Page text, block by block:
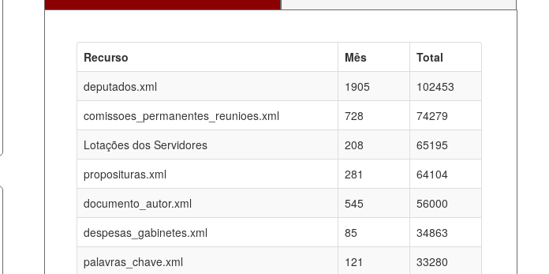
Recurso Mês
Total
deputados.xml
1905
102453
comissoes_permanentes_reunioes.xml
728
74279
Lotações dos Servidores
208
65195
proposituras.xml
281
64104
documento_autor.xml
545
56000
despesas_gabinetes.xml
85
34863
palavras_chave.xml
121
33280